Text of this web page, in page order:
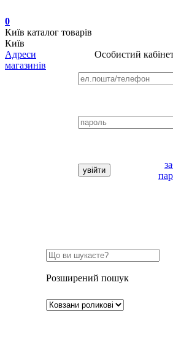
0
Київ каталог товарів
Київ
Адреси
магазинів
Особистий
Розширений пошук